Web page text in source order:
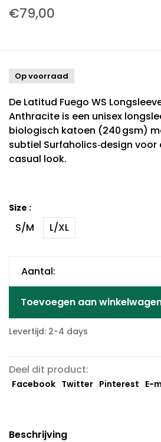
€79,00
Op voorraad
De Latitud Fuego WS
Anthracite is een unisex
biologisch katoen (240 gsm)
subtiel Surfaholics‑design voor
casual look.
Size :
S/M L/XL
Aantal:
Toevoegen aan
Levertijd: 2-4 days
Deel dit product:
Facebook Twitter Pinterest E-
Beschrijving